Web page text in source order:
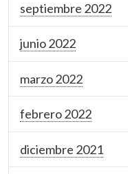
septiembre 2022
junio 2022
marzo 2022
febrero 2022
diciembre 2021